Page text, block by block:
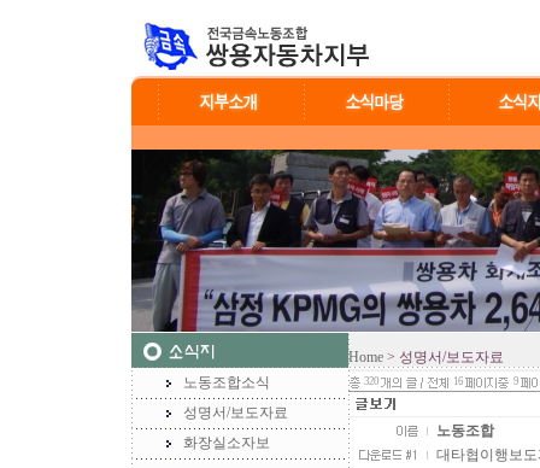
노동조합소식
성명서/보도자료
화장실소자보
Home > 성명서/보도자료
320 16 9
노동조합
대타협이행보도